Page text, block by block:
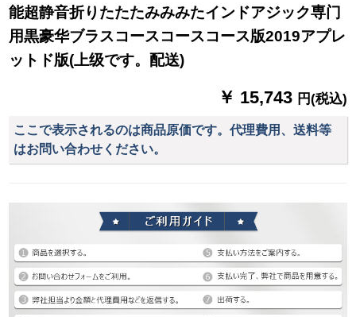
能超静音折りたたたみみみたインドアジック専门
用黒豪华ブラスコースコースコース版2019アプレ
ットド版(上级です。配送)
￥ 15,743 円(税込)
ここで表示されるのは商品原価です。代理費用、送料等
はお問い合わせください。